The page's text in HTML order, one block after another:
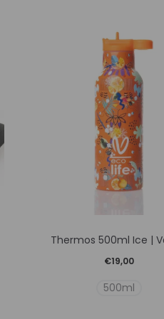
το
Thermos 500ml Ice |
€19,00
500ml